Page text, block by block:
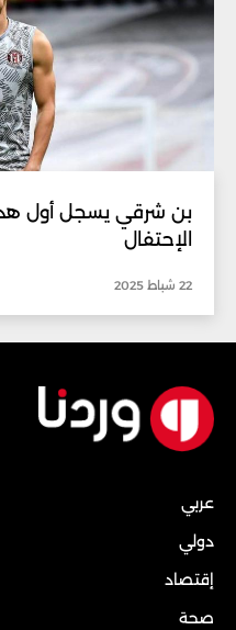
بن شرقي يسجل أول
الإحتفال
22 شباط 2025
عربي
دولي
إقتصاد
صحة